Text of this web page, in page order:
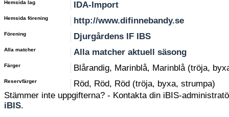
Hemsida lag IDA-Import
Hemsida förening http://www.difinnebandy.se
Förening Djurgårdens IF IBS
Alla matcher Alla matcher aktuell säsong
Färger Blårandig, Marinblå, Marinblå (tröja,
Reservfärger
Röd, Röd, Röd (tröja, byxa, strumpa)
Stämmer inte uppgifterna? - Kontakta din iBIS-
iBIS.